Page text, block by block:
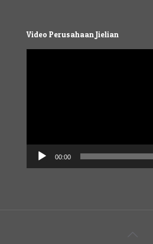
Video Perusahaan Jielian
00:00